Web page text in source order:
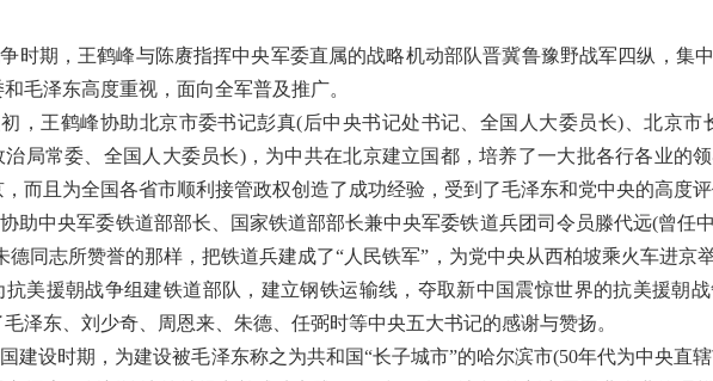
时期，王鹤峰与陈赓指挥中央军委直属的战略机动部队晋冀鲁豫野战军四纵，集
毛泽东高度重视，面向全军普及推广。
，王鹤峰协助北京市委书记彭真(后中央书记处书记、全国人大委员长)、北京市
治局常委、全国人大委员长)，为中共在北京建立国都，培养了一大批各行各业的
而且为全国各省市顺利接管政权创造了成功经验，受到了毛泽东和党中央的高度评
助中央军委铁道部部长、国家铁道部部长兼中央军委铁道兵团司令员滕代远(曾任
德同志所赞誉的那样，把铁道兵建成了“人民铁军”，为党中央从西柏坡乘火车进京
抗美援朝战争组建铁道部队，建立钢铁运输线，夺取新中国震惊世界的抗美援朝
泽东、刘少奇、周恩来、朱德、任弼时等中央五大书记的感谢与赞扬。
建设时期，为建设被毛泽东称之为共和国“长子城市”的哈尔滨市(50年代为中央直